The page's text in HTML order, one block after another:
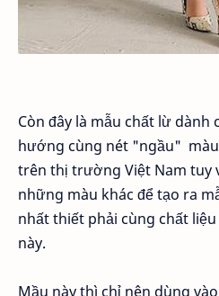
Còn đây là mẫu chất lừ
hướng cùng nét "ngầu"
trên thị trường Việt Nam tuy
những màu khác để tạo ra
nhất thiết phải cùng chất
này.
Mầu này thì chỉ nên dùng